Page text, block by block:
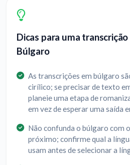
Dicas para uma transcrição
Búlgaro
As transcrições em búlgaro
cirílico; se precisar de texto
planeie uma etapa de
em vez de esperar uma saída
Não confunda o búlgaro com
próximo; confirme qual a
usam antes de selecionar a